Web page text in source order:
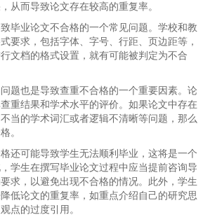
从而导致论文存在较高的重复率。
毕业论文不合格的一个常见问题。学校和教
要求，包括字体、字号、行距、页边距等，
文档的格式设置，就有可能被判定为不合
题也是导致查重不合格的一个重要因素。论
重结果和学术水平的评价。如果论文中存在
当的学术词汇或者逻辑不清晰等问题，那么
。
还可能导致学生无法顺利毕业，这将是一个
学生在撰写毕业论文过程中应当提前咨询导
求，以避免出现不合格的情况。此外，学生
低论文的重复率，如重点介绍自己的研究思
点的过度引用。